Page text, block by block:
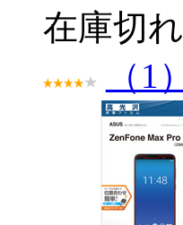
在庫切れ
（1）